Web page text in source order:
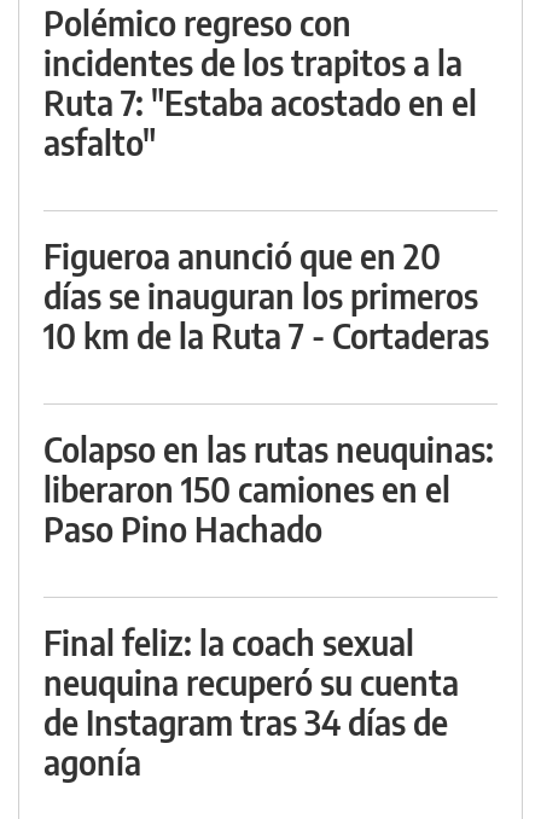
Polémico regreso con
incidentes de los trapitos a la
Ruta 7: "Estaba acostado en el
asfalto"
Figueroa anunció que en 20
días se inauguran los primeros
10 km de la Ruta 7 - Cortaderas
Colapso en las rutas neuquinas:
liberaron 150 camiones en el
Paso Pino Hachado
Final feliz: la coach sexual
neuquina recuperó su cuenta
de Instagram tras 34 días de
agonía